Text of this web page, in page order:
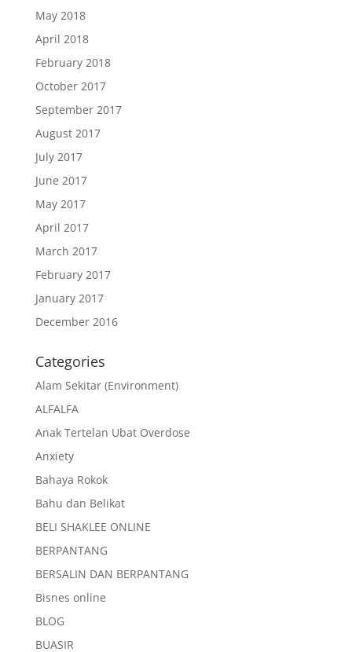
May 2018
April 2018
February 2018
October 2017
September 2017
August 2017
July 2017
June 2017
May 2017
April 2017
March 2017
February 2017
January 2017
December 2016
Categories
Alam Sekitar (Environment)
ALFALFA
Anak Tertelan Ubat Overdose
Anxiety
Bahaya Rokok
Bahu dan Belikat
BELI SHAKLEE ONLINE
BERPANTANG
BERSALIN DAN BERPANTANG
Bisnes online
BLOG
BUASIR